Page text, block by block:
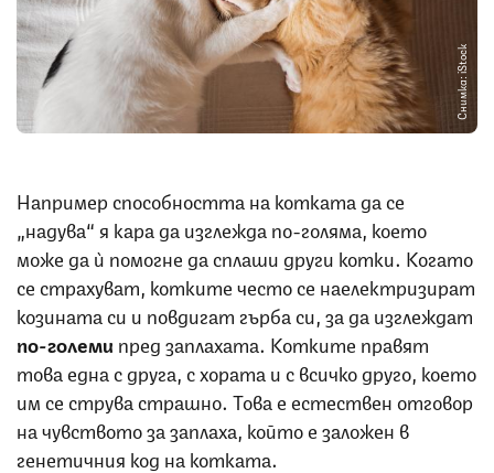
Снимка: iStock
Например способността на котката да се
„надува“ я кара да изглежда по-голяма, което
може да ѝ помогне да сплаши други котки. Когато
се страхуват, котките често се наелектризират
козината си и повдигат гърба си, за да изглеждат
по-големи пред заплахата. Котките правят
това една с друга, с хората и с всичко друго, което
им се струва страшно. Това е естествен отговор
на чувството за заплаха, който е заложен в
генетичния код на котката.